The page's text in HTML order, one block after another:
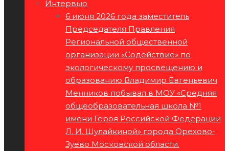
Интервью
6 июня 2026 года заместитель
Председателя Правления
Региональной общественной
организации «Содействие» по
экологическому просвещению и
образованию Владимир Евгеньевич
Менников побывал в МОУ «Средняя
общеобразовательная школа №1
имени Героя Российской Федерации
Л. И. Шулайкиной» города Орехово-
Зуево Московской области.